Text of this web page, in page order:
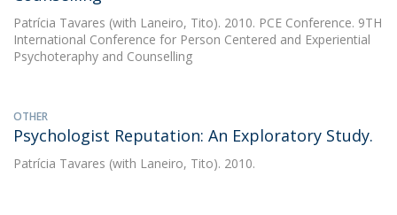
Patrícia Tavares (with Laneiro, Tito). 2010. PCE Conference. 9TH
International Conference for Person Centered and Experiential
Psychoteraphy and Counselling
OTHER
Psychologist Reputation: An Exploratory Study.
Patrícia Tavares (with Laneiro, Tito). 2010.